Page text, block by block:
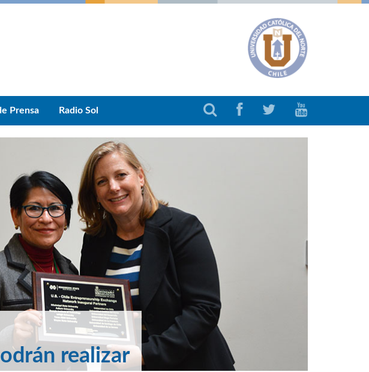
Prensa Radio Sol
realizar